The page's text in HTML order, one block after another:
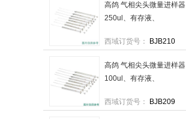
高鸽 气相尖头微量进样器
250ul、有存液、
卖规格：1个
西域订货号： BJB210
高鸽 气相尖头微量进样器
100ul、有存液、
卖规格：1个
西域订货号： BJB209